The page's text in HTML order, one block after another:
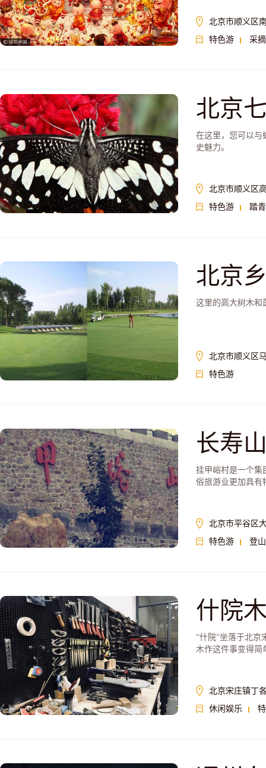
北京市顺义区
特色游
采摘
北京
在这里，您可以与
史魅力。
北京市顺义区
特色游
踏青
北京
这里的高大树木和
北京市顺义区
特色游
长寿
挂甲峪村是一个集
俗旅游业更加具有
北京市平谷区
特色游
登山
什院
“什院”坐落于北京
木作这件事变得简
北京宋庄镇丁
休闲娱乐